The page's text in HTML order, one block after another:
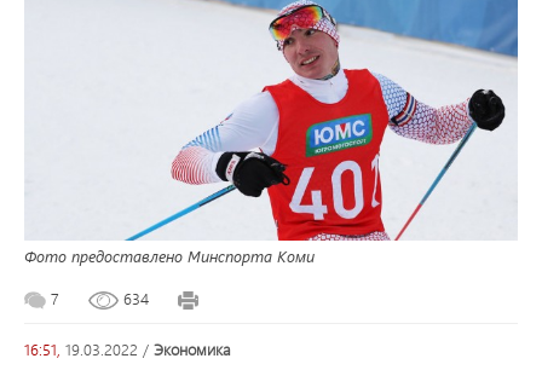
Фото предоставлено Минспорта Коми
7 634
16:51, 19.03.2022 / экономика